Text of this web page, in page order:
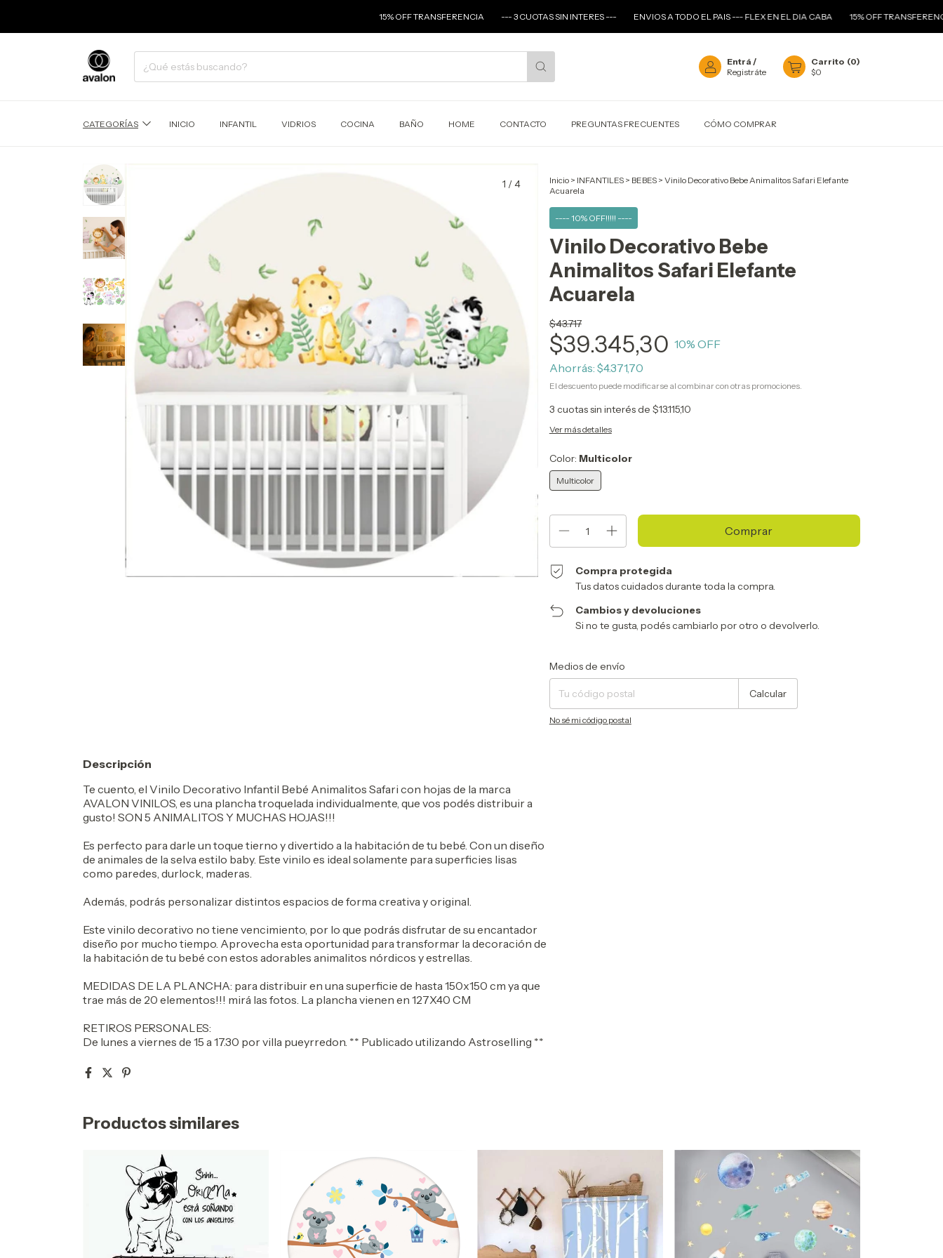
15% OFF TRANSFERENCIA --- 3 CUOTAS SIN INTERES --- ENVIOS A TODO EL PAIS --- FLEX EN EL DIA CABA 15% OFF TRANSFERENCIA ---
Entrá /
Registráte
Carrito (0)
$0
CATEGORÍAS INICIO INFANTIL VIDRIOS COCINA BAÑO HOME CONTACTO PREGUNTAS FRECUENTES CÓMO COMPRAR
1 /4 Inicio > INFANTILES > BEBES > Vinilo Decorativo Bebe Animalitos Safari Elefante
Acuarela
---- 10% OFF!!!!! ----
Vinilo Decorativo Bebe
Animalitos Safari Elefante
Acuarela
$43.717
$39.345,30 10% OFF
Ahorrás: $4.371,70
El descuento puede modificarse al combinar con otras promociones.
3 cuotas sin interés de $13.115,10
Ver más detalles
Color: Multicolor
Multicolor
Compra protegida
Tus datos cuidados durante toda la compra.
Cambios y devoluciones
Si no te gusta, podés cambiarlo por otro o devolverlo.
Entregas para el CP:
Medios de envío
Calcular
No sé mi código postal
Descripción
Te cuento, el Vinilo Decorativo Infantil Bebé Animalitos Safari con hojas de la marca
AVALON VINILOS, es una plancha troquelada individualmente, que vos podés distribuir a
gusto! SON 5 ANIMALITOS Y MUCHAS HOJAS!!!
Es perfecto para darle un toque tierno y divertido a la habitación de tu bebé. Con un diseño
de animales de la selva estilo baby. Este vinilo es ideal solamente para superficies lisas
como paredes, durlock, maderas.
Además, podrás personalizar distintos espacios de forma creativa y original.
Este vinilo decorativo no tiene vencimiento, por lo que podrás disfrutar de su encantador
diseño por mucho tiempo. Aprovecha esta oportunidad para transformar la decoración de
la habitación de tu bebé con estos adorables animalitos nórdicos y estrellas.
MEDIDAS DE LA PLANCHA: para distribuir en una superficie de hasta 150x150 cm ya que
trae más de 20 elementos!!! mirá las fotos. La plancha vienen en 127X40 CM
RETIROS PERSONALES:
De lunes a viernes de 15 a 17.30 por villa pueyrredon. ** Publicado utilizando Astroselling **
Productos similares